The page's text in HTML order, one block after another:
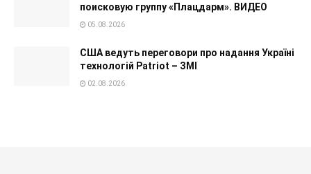
поисковую группу «Плацдарм». ВИДЕО
05.08.2026
США ведуть переговори про надання Україні
технологій Patriot – ЗМІ
02.08.2026